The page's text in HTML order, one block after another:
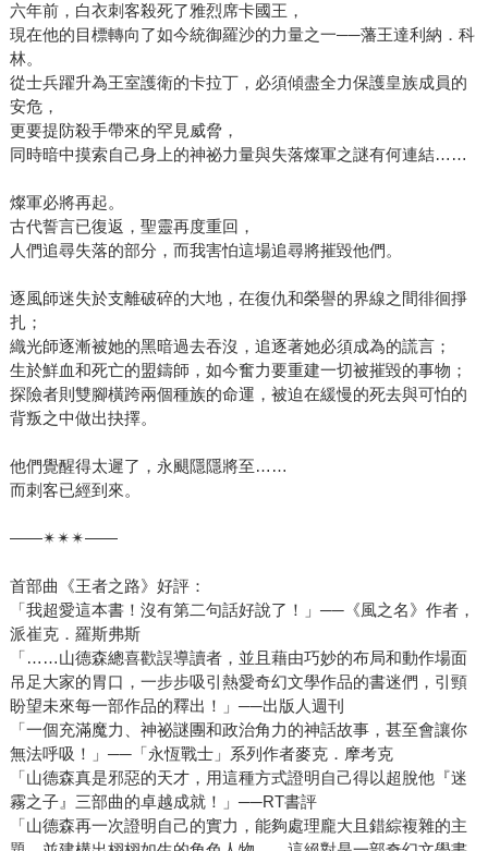
六年前，白衣刺客殺死了雅烈席卡國王，
現在他的目標轉向了如今統御羅沙的力量之一──藩王達利納．科
林。
從士兵躍升為王室護衛的卡拉丁，必須傾盡全力保護皇族成員的
安危，
更要提防殺手帶來的罕見威脅，
同時暗中摸索自己身上的神祕力量與失落燦軍之謎有何連結……
燦軍必將再起。
古代誓言已復返，聖靈再度重回，
人們追尋失落的部分，而我害怕這場追尋將摧毀他們。
逐風師迷失於支離破碎的大地，在復仇和榮譽的界線之間徘徊掙
扎；
織光師逐漸被她的黑暗過去吞沒，追逐著她必須成為的謊言；
生於鮮血和死亡的盟鑄師，如今奮力要重建一切被摧毀的事物；
探險者則雙腳橫跨兩個種族的命運，被迫在緩慢的死去與可怕的
背叛之中做出抉擇。
他們覺醒得太遲了，永颶隱隱將至……
而刺客已經到來。
——✴✴✴——
首部曲《王者之路》好評：
「我超愛這本書！沒有第二句話好說了！」──《風之名》作者，
派崔克．羅斯弗斯
「……山德森總喜歡誤導讀者，並且藉由巧妙的布局和動作場面
吊足大家的胃口，一步步吸引熱愛奇幻文學作品的書迷們，引頸
盼望未來每一部作品的釋出！」──出版人週刊
「一個充滿魔力、神祕謎團和政治角力的神話故事，甚至會讓你
無法呼吸！」──「永恆戰士」系列作者麥克．摩考克
「山德森真是邪惡的天才，用這種方式證明自己得以超脫他『迷
霧之子』三部曲的卓越成就！」──RT書評
「山德森再一次證明自己的實力，能夠處理龐大且錯綜複雜的主